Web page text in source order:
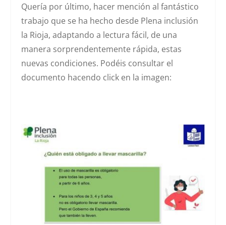
Quería por último, hacer mención al fantástico
trabajo que se ha hecho desde Plena inclusión
la Rioja, adaptando a lectura fácil, de una
manera sorprendentemente rápida, estas
nuevas condiciones. Podéis consultar el
documento hacendo click en la imagen: